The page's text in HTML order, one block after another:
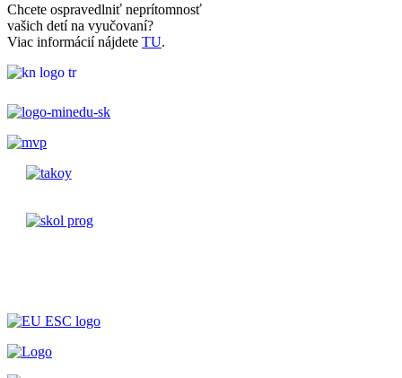
Chcete ospravedlniť neprítomnosť
vašich detí na vyučovaní?
Viac informácií nájdete TU.